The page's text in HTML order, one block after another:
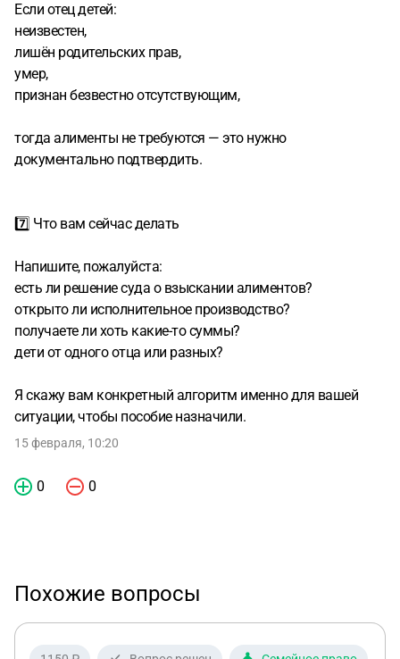
Если отец детей:
неизвестен,
лишён родительских прав,
умер,
признан безвестно отсутствующим,
тогда алименты не требуются — это нужно
документально подтвердить.
7️⃣ Что вам сейчас делать
Напишите, пожалуйста:
есть ли решение суда о взыскании алиментов?
открыто ли исполнительное производство?
получаете ли хоть какие-то суммы?
дети от одного отца или разных?
Я скажу вам конкретный алгоритм именно для вашей
ситуации, чтобы пособие назначили.
15 февраля, 10:20
0 0
Похожие вопросы